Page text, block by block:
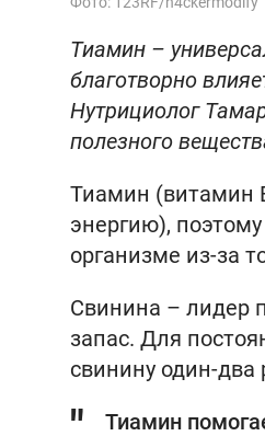
Тиамин –
благотворно
Нутрициолог
полезного
Тиамин (витамин
энергию),
организме из-за
Свинина – лидер
запас. Для
свинину один-два
Тиамин